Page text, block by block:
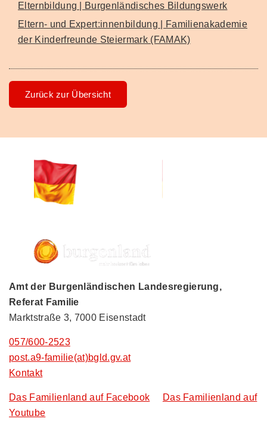
Elternbildung | Burgenländisches Bildungswerk
Eltern- und Expert:innenbildung | Familienakademie
der Kinderfreunde Steiermark (FAMAK)
Zurück zur Übersicht
Amt der Burgenländischen Landesregierung,
Referat Familie
Marktstraße 3, 7000 Eisenstadt
057/600-2523
post.a9-familie(at)bgld.gv.at
Kontakt
Das Familienland auf Facebook
Das Familienland auf
Youtube